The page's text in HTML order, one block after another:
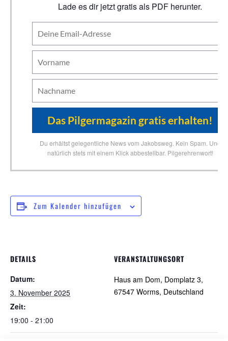
Lade es dir jetzt gratis als PDF herunter.
Du erhältst gelegentliche News vom Jakobsweg. Kein Spam. Und
natürlich stets mit einem Klick abbestellbar. Pilgerehrenwort!
Zum Kalender hinzufügen
DETAILS
Datum:
3. November 2025
Zeit:
19:00 - 21:00
VERANSTALTUNGSORT
Haus am Dom, Domplatz 3,
67547 Worms, Deutschland